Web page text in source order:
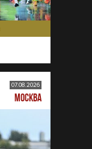
07.08.2026
МОСКВА